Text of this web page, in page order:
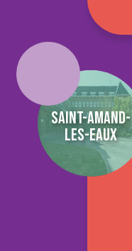
Saint-Amand-
les-eaux